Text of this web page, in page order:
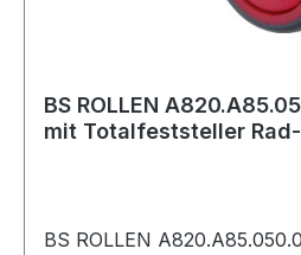
BS ROLLEN
mit Totalfeststeller Rad-Ø 50 mm
BS ROLLEN